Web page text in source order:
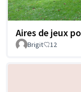
Aires de jeux
Brigit 12